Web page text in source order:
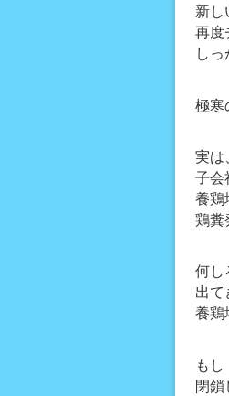
新し
再度
しっ
極寒
実は
子会
養鶏
鶏糞
何し
出て
養鶏
もし
閉鎖